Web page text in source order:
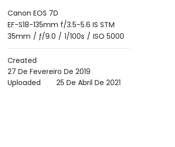
Canon EOS 7D
EF-S18-135mm f/3.5-5.6 IS STM
35mm / ƒ/9.0 / 1/100s / ISO 5000
Created
27 De Fevereiro De 2019
Uploaded
25 De Abril De 2021